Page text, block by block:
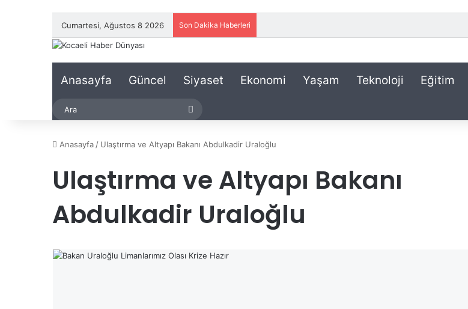
Cumartesi, Ağustos 8 2026 Son Dakika Haberleri
Anasayfa Güncel Siyaset Ekonomi Yaşam Teknoloji Eğitim
Anasayfa / Ulaştırma ve Altyapı Bakanı Abdulkadir Uraloğlu
Ulaştırma ve Altyapı Bakanı
Abdulkadir Uraloğlu